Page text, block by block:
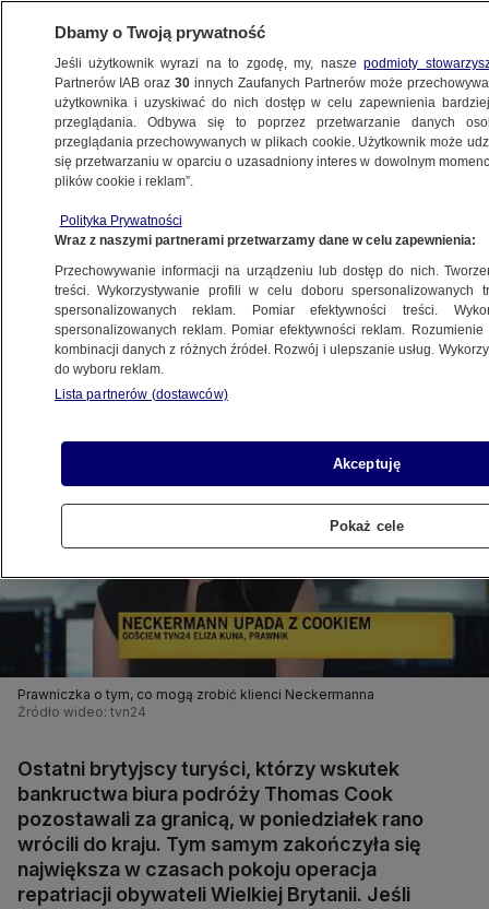
BIZNES
ZE ŚWIATA
samolotów. "Największa w czasach
pokojowych repatriacja"
7.10.2019, 21:11
Udostępnij
Prawniczka o tym, co mogą zrobić klienci Neckermanna
Źródło wideo: tvn24
Ostatni brytyjscy turyści, którzy wskutek
bankructwa biura podróży Thomas Cook
pozostawali za granicą, w poniedziałek rano
wrócili do kraju. Tym samym zakończyła się
największa w czasach pokoju operacja
repatriacji obywateli Wielkiej Brytanii. Jeśli
Dbamy o Twoją prywatność
Jeśli użytkownik wyrazi na to zgodę, my, naszepodmioty
Partnerów IAB oraz30 innych Zaufanych Partnerów może
użytkownika i uzyskiwać do nich dostęp w celu zapewnienia
przeglądania. Odbywa się to poprzez przetwarzanie danych
przeglądania przechowywanych w plikach cookie. Użytkownik może
się przetwarzaniu w oparciu o uzasadniony interes w dowolnym
plików cookie i reklam”.
Polityka Prywatności
Wraz z naszymi partnerami przetwarzamy dane w celu zapewnienia:
Przechowywanie informacji na urządzeniu lub dostęp do nich.
treści. Wykorzystywanie profili w celu doboru spersonalizowanych
spersonalizowanych reklam. Pomiar efektywności treści.
spersonalizowanych reklam. Pomiar efektywności reklam.
kombinacji danych z różnych źródeł. Rozwój i ulepszanie usług.
do wyboru reklam.
Lista partnerów (dostawców)
Akceptuję
Pokaż cele